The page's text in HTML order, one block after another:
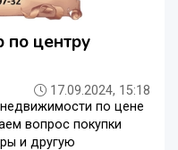
по центру
17.09.2024, 15:18
по цене
вопрос покупки
и другую